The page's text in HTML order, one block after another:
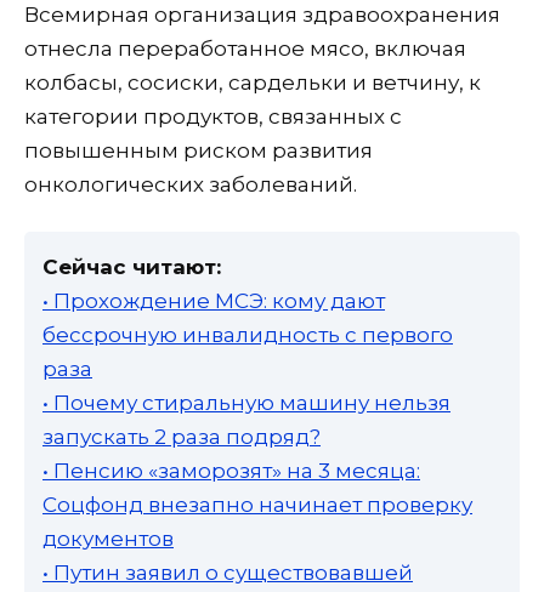
Всемирная организация здравоохранения
отнесла переработанное мясо, включая
колбасы, сосиски, сардельки и ветчину, к
категории продуктов, связанных с
повышенным риском развития
онкологических заболеваний.
Сейчас читают:
• Прохождение МСЭ: кому дают
бессрочную инвалидность с первого
раза
• Почему стиральную машину нельзя
запускать 2 раза подряд?
• Пенсию «заморозят» на 3 месяца:
Соцфонд внезапно начинает проверку
документов
• Путин заявил о существовавшей